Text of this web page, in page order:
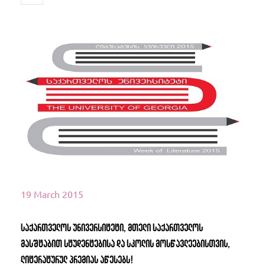
Read More
19 March 2015
საქართველოს უნივერსიტეტი, მთელი საქართველოს
მასშტაბით სტუდენტებისა და სკოლის მოსწავლეებისთვის,
ლიტერატურულ პრემიას აწესებს!